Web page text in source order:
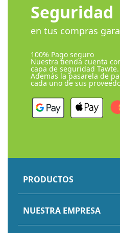
Seguridad
en tus compras
100% Pago seguro
Nuestra tienda cuenta
capa de seguridad Tawte.
Además la pasarela de
cada uno de sus
PRODUCTOS
NUESTRA EMPRESA